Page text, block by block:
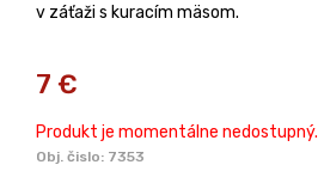
v záťaži s kuracím mäsom.
7 €
Produkt je momentálne nedostupný.
Obj. čislo: 7353